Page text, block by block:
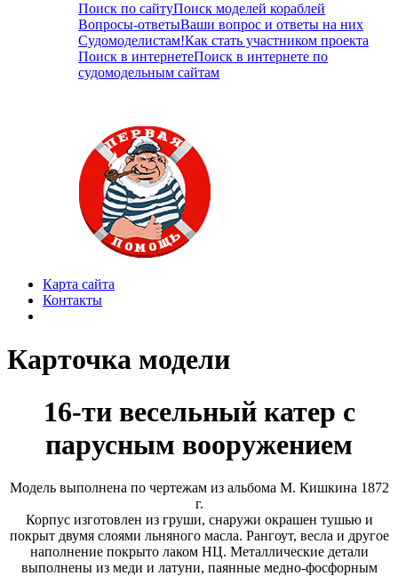
Поиск по сайтуПоиск моделей кораблей
Вопросы-ответыВаши вопрос и ответы на них
Судомоделистам!Как стать участником проекта
Поиск в интернетеПоиск в интернете по
судомодельным сайтам
Карта сайта
Контакты
Карточка модели
16-ти весельный катер с
парусным вооружением
Модель выполнена по чертежам из альбома М. Кишкина 1872
г.
Корпус изготовлен из груши, снаружи окрашен тушью и
покрыт двумя слоями льняного масла. Рангоут, весла и другое
наполнение покрыто лаком НЦ. Металлические детали
выполнены из меди и латуни, паянные медно-фосфорным